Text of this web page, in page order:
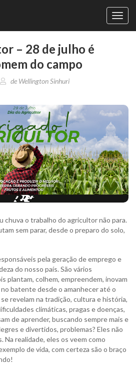
– 28 de julho é
do campo
de Wellington Sinhuri
chuva o trabalho do agricultor não para.
sem parar, desde o preparo do solo,
pela geração de emprego e
do nosso país. São vários
plantam, colhem, empreendem, inovam
batente desde o amanhecer até o
revelam na tradição, cultura e história,
climáticas, pragas e doenças,
de aprender, buscando sempre mais e
e divertidos, problemas? Eles não
Na realidade, eles os veem como
de vida, com certeza são o braço